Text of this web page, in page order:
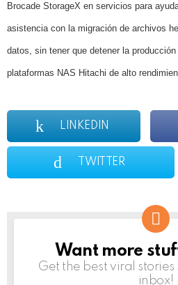
Brocade StorageX en servicios para
asistencia con la migración de archivos
datos, sin tener que detener la
plataformas NAS Hitachi de alto
LINKEDIN
TWITTER
NEWSLETTER
Want more
Get the best viral
inbox!